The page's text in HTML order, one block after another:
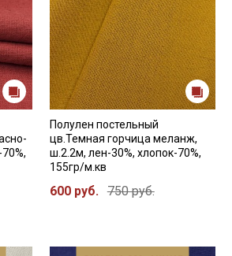
Полулен постельный
цв.Темная горчица меланж,
ш.2.2м, лен-30%, хлопок-70%,
155гр/м.кв
600 руб. 750 руб.